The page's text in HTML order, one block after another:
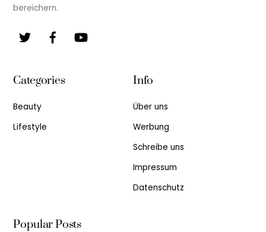
bereichern.
Twitter
Categories
Beauty
Lifestyle
Info
Über uns
Werbung
Schreibe uns
Impressum
Datenschutz
Popular Posts